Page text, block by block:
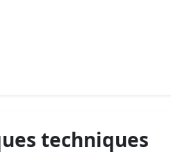
techniques